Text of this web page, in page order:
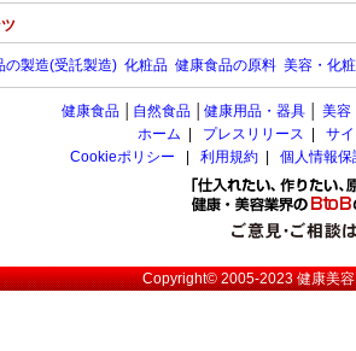
の製造(受託製造) 化粧品 健康食品の原料 美容・化
健康食品 自然食品 健康用品・器具 美容
ホーム
プレスリリース
サ
Cookieポリシー
利用規約 個人情報
Copyright© 2005-2023健康美